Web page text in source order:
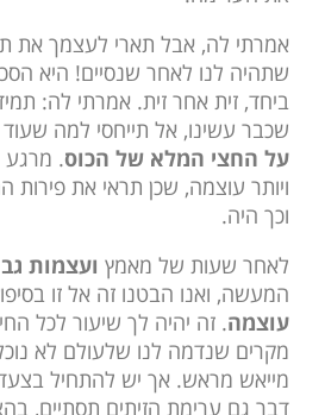
אמרתי לה, אבל תארי לעצמך את
שתהיה לנו לאחר שנסיים! היא
ביחד, זית אחר זית. אמרתי לה:
שכבר עשינו, אל תייחסי למה
על החצי המלא של הכוס. מרגע
ויותר עוצמה, שכן תראי את
וכך היה.
לאחר שעות של מאמץ ועצמות
המעשה, ואנו הבטנו זה אל זו
עוצמה. זה יהיה לך שיעור לכל
מקרים שנדמה לנו שלעולם לא
מייאש מראש. אך יש להתחיל
דבר גם ערימת הזיתים תסתיים,